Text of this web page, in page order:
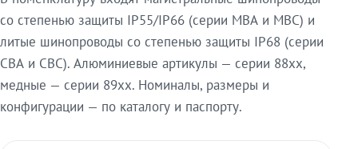
со степенью защиты IP55/IP66 (серии МВА и МВС) и
литые шинопроводы со степенью защиты IP68 (серии
СВА и СВС). Алюминиевые артикулы — серии 88xx,
медные — серии 89xx. Номиналы, размеры и
конфигурации — по каталогу и паспорту.